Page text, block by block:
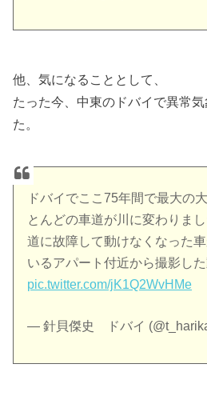
他、気になることとして、
たった今、中東のドバイで異常
た。
ドバイでここ75年間で最大の
とんどの車道が川に変わりまし
道に故障して動けなくなった
いるアパート付近から撮影した
pic.twitter.com/jK1Q2WvHMe
— 針貝傑史 ドバイ